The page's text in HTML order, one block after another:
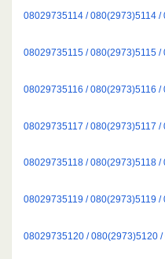
08029735114 / 080(2973)5114 /
08029735115 / 080(2973)5115 /
08029735116 / 080(2973)5116 /
08029735117 / 080(2973)5117 /
08029735118 / 080(2973)5118 /
08029735119 / 080(2973)5119 /
08029735120 / 080(2973)5120